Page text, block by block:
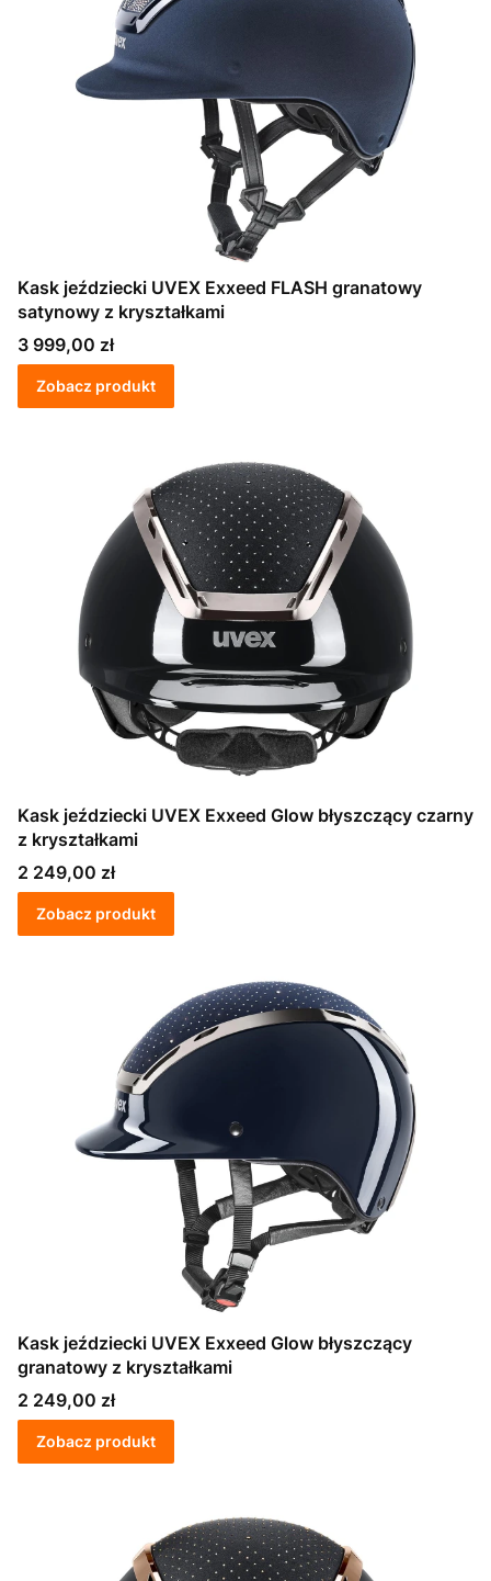
Kask jeździecki UVEX Exxeed FLASH granatowy
satynowy z kryształkami
Cena
3 999,00 zł
Zobacz produkt
Kask jeździecki UVEX Exxeed Glow błyszczący czarny
z kryształkami
Cena
2 249,00 zł
Zobacz produkt
Kask jeździecki UVEX Exxeed Glow błyszczący
granatowy z kryształkami
Cena
2 249,00 zł
Zobacz produkt